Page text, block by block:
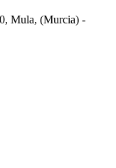
Mula, (Murcia) -